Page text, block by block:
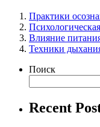
Практики
Влияние
Техники
Поиск
Recent